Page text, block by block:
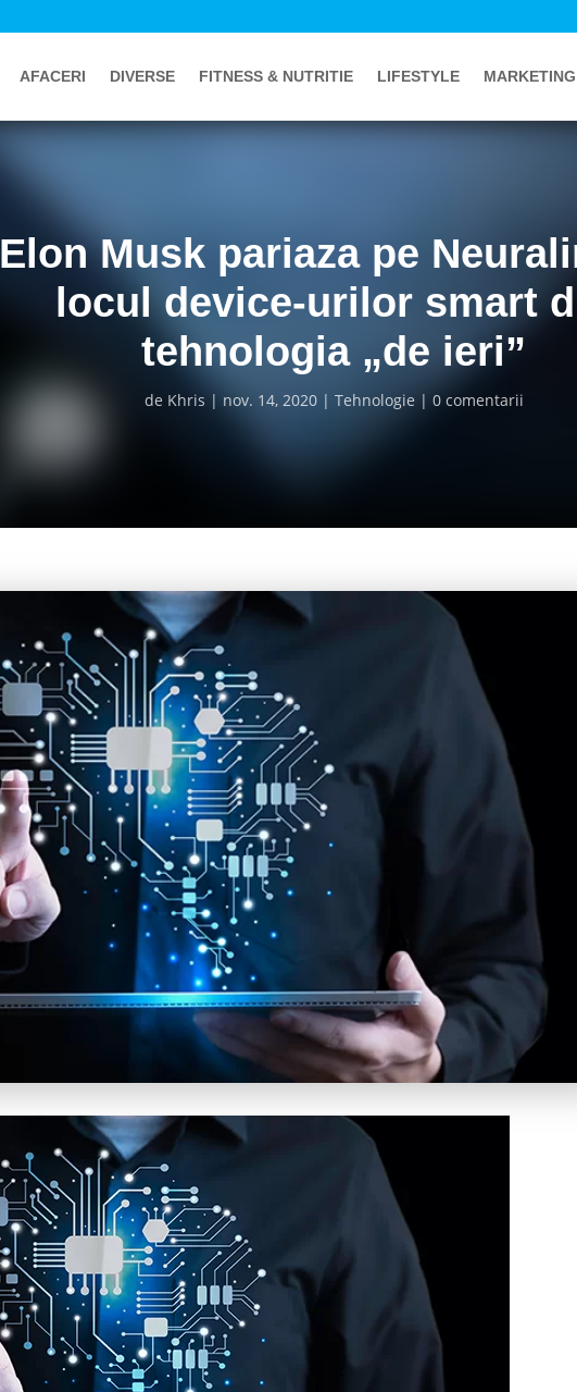
AFACERI DIVERSE FITNESS & NUTRITIE LIFESTYLE MARKETING
Elon Musk pariaza pe
locul device-urilor smart
tehnologia „de ieri”
de Khris nov. 14, 2020 Tehnologie 0 comentarii